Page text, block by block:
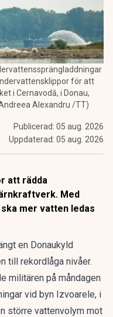
för att
i Cernavodă, i Donau,
Alexandru /TT)
Publicerad: 05 aug. 2026
Uppdaterad: 05 aug. 2026
att rädda
Med
mer vatten ledas
en Donaukyld
till rekordlåga nivåer.
militären på måndagen
vid byn Izvoarele, i
större vattenvolym mot